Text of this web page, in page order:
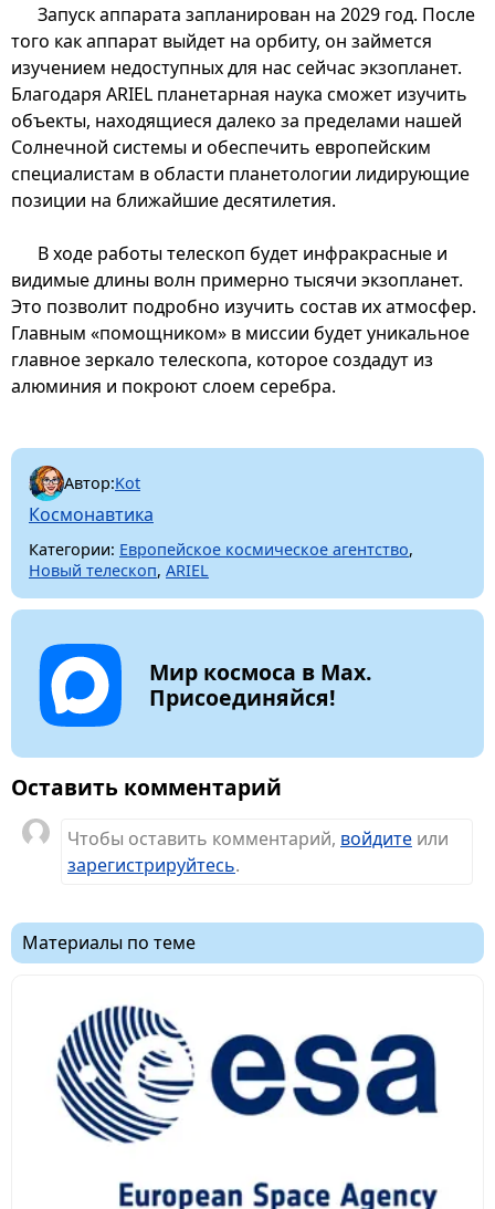
Запуск аппарата запланирован на 2029 год. После
того как аппарат выйдет на орбиту, он займется
изучением недоступных для нас сейчас экзопланет.
Благодаря ARIEL планетарная наука сможет изучить
объекты, находящиеся далеко за пределами нашей
Солнечной системы и обеспечить европейским
специалистам в области планетологии лидирующие
позиции на ближайшие десятилетия.
В ходе работы телескоп будет инфракрасные и
видимые длины волн примерно тысячи экзопланет.
Это позволит подробно изучить состав их атмосфер.
Главным «помощником» в миссии будет уникальное
главное зеркало телескопа, которое создадут из
алюминия и покроют слоем серебра.
Автор:Kot
Космонавтика
Категории: Европейское космическое агентство,
Новый телескоп, ARIEL
Мир космоса в Max.
Присоединяйся!
Оставить комментарий
Чтобы оставить комментарий, войдите или
зарегистрируйтесь.
Материалы по теме